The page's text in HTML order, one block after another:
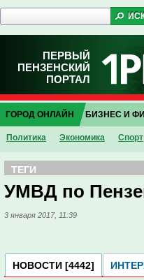
ПЕРВЫЙ
ПЕНЗЕНСКИЙ
ПОРТАЛ
ГОРОД ОНЛАЙН
Политика Экономика Спорт
БИЗНЕС И
ТЕГИ
УМВД по
3 января 2017, 11:39
НОВОСТИ [4442]